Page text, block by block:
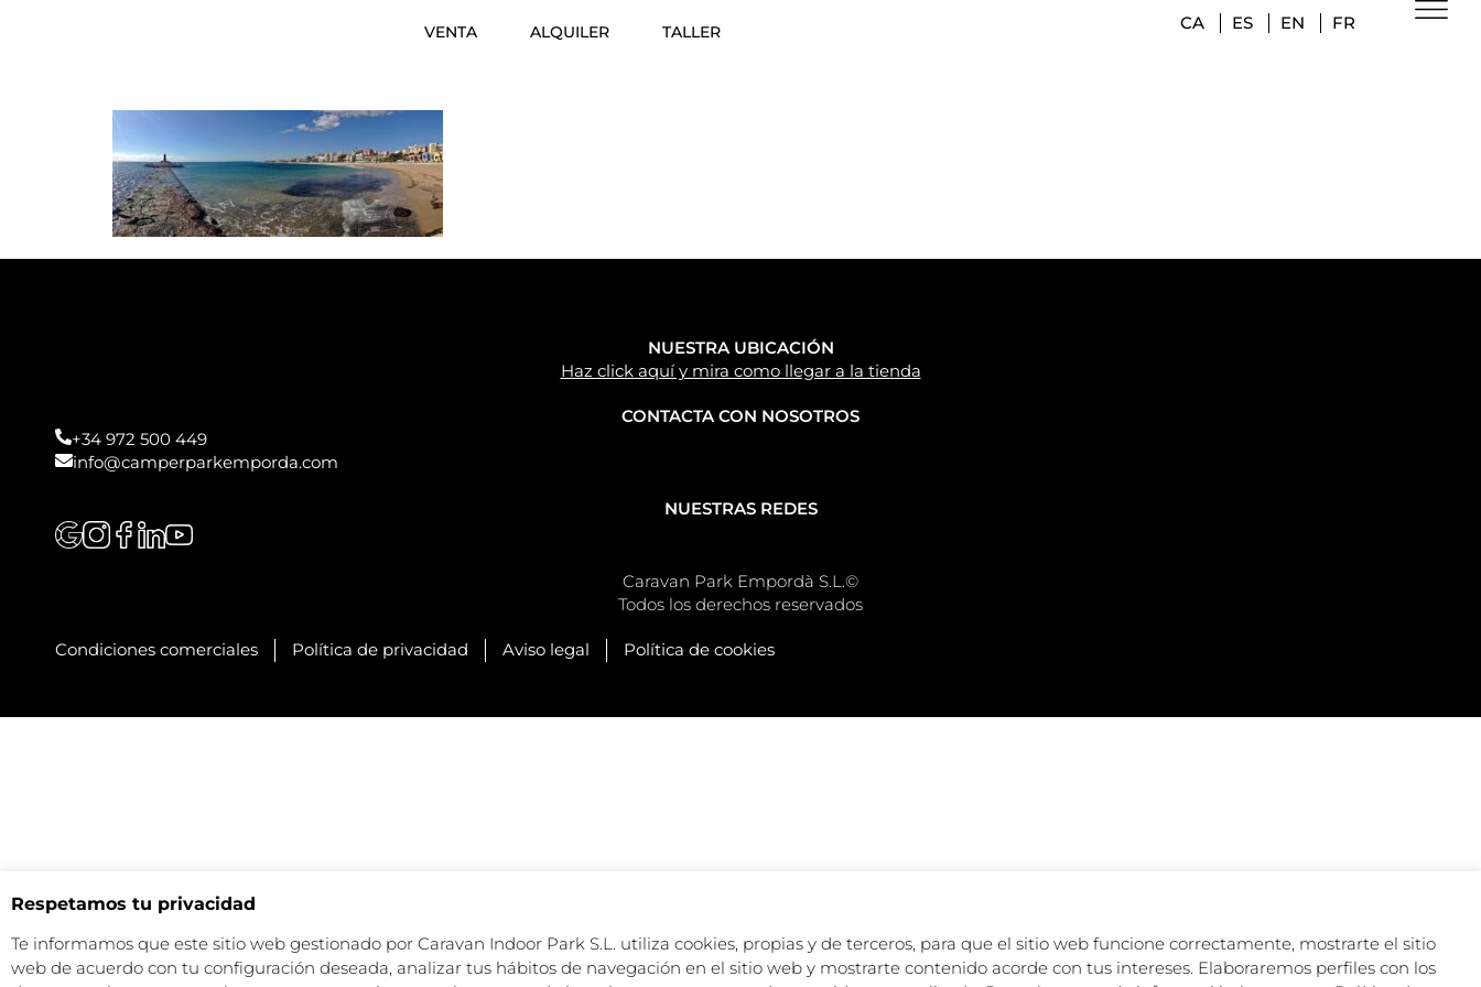
VENTA ALQUILER TALLER CA ES EN FR
NUESTRA UBICACIÓN
Haz click aquí y mira como llegar a la tienda
CONTACTA CON NOSOTROS
+34 972 500 449
info@camperparkemporda.com
NUESTRAS REDES
Caravan Park Empordà S.L.©
Todos los derechos reservados
Condiciones comerciales Política de privacidad Aviso legal Política de cookies
Respetamos tu privacidad
Te informamos que este sitio web gestionado por Caravan Indoor Park S.L. utiliza cookies, propias y de terceros, para que el sitio web funcione correctamente, mostrarte el sitio
web de acuerdo con tu configuración deseada, analizar tus hábitos de navegación en el sitio web y mostrarte contenido acorde con tus intereses. Elaboraremos perfiles con los